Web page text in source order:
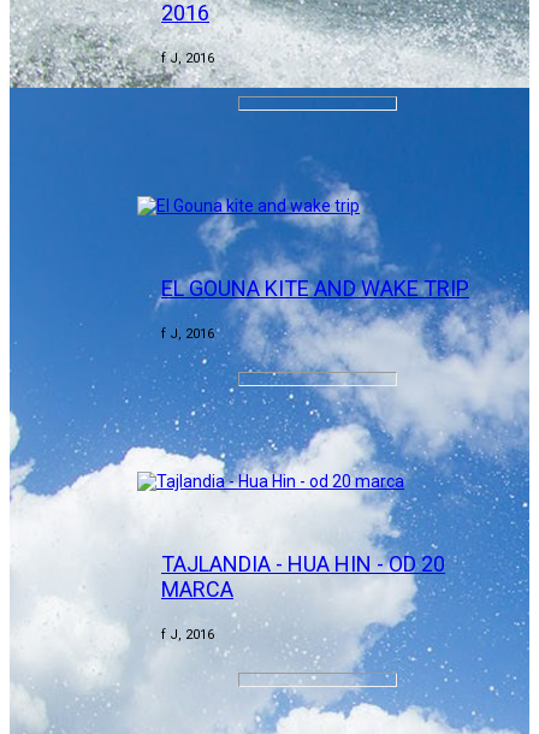
2016
f J, 2016
EL GOUNA KITE AND WAKE TRIP
f J, 2016
TAJLANDIA - HUA HIN - OD 20
MARCA
f J, 2016